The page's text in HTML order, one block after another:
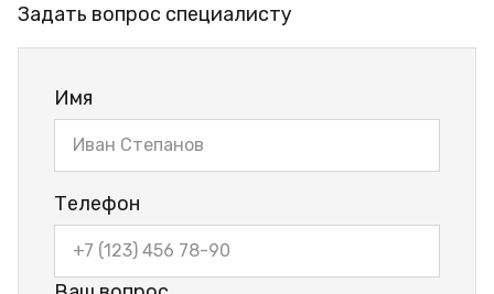
Задать вопрос специалисту
Имя
Телефон